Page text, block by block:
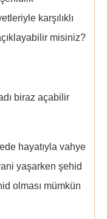
karşılıklı
misiniz?
biraz açabilir
hayatıyla vahye
yaşarken şehid
olması mümkün